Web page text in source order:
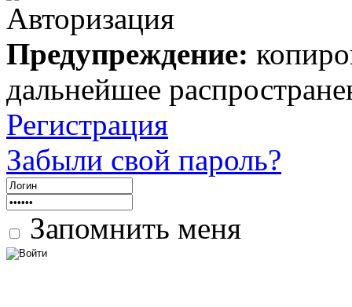
Авторизация
Предупреждение:
дальнейшее
Регистрация
Забыли свой пароль?
Запомнить меня